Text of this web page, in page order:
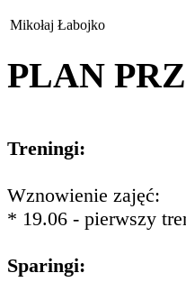
Mikołaj Łabojko
PLAN
Treningi:
Wznowienie zajęć:
* 19.06 - pierwszy
Sparingi: